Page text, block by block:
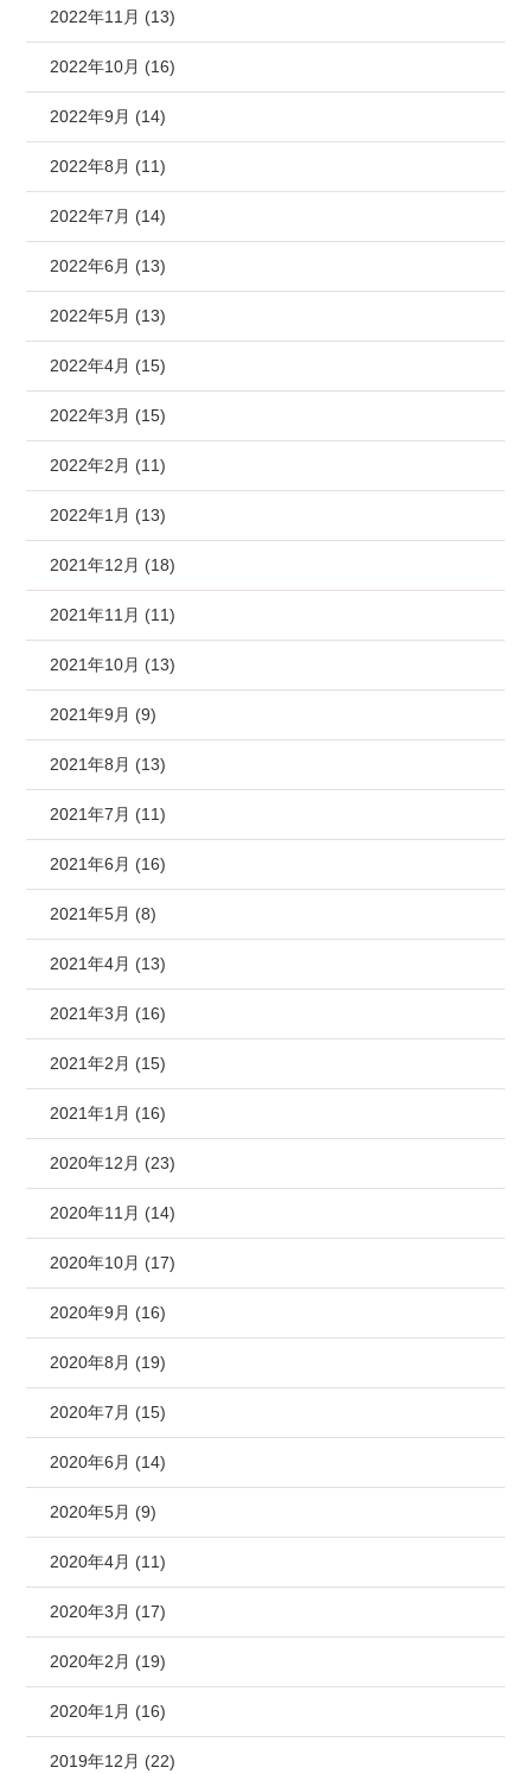
2022年11月 (13)
2022年10月 (16)
2022年9月 (14)
2022年8月 (11)
2022年7月 (14)
2022年6月 (13)
2022年5月 (13)
2022年4月 (15)
2022年3月 (15)
2022年2月 (11)
2022年1月 (13)
2021年12月 (18)
2021年11月 (11)
2021年10月 (13)
2021年9月 (9)
2021年8月 (13)
2021年7月 (11)
2021年6月 (16)
2021年5月 (8)
2021年4月 (13)
2021年3月 (16)
2021年2月 (15)
2021年1月 (16)
2020年12月 (23)
2020年11月 (14)
2020年10月 (17)
2020年9月 (16)
2020年8月 (19)
2020年7月 (15)
2020年6月 (14)
2020年5月 (9)
2020年4月 (11)
2020年3月 (17)
2020年2月 (19)
2020年1月 (16)
2019年12月 (22)